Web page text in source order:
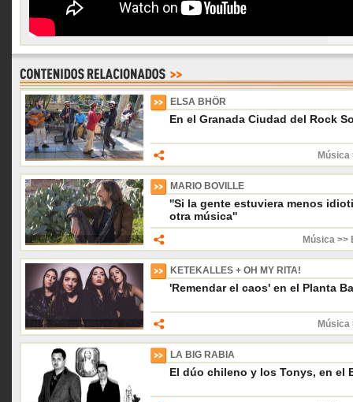
ELSA BHÖR
En el Granada Ciudad del Rock
Música
MARIO BOVILLE
''Si la gente estuviera menos
otra música''
Música >>
KETEKALLES + OH MY RITA!
'Remendar el caos' en el Planta
Música
LA BIG RABIA
El dúo chileno y los Tonys, en el